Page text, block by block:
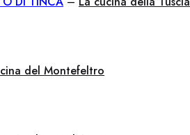
del Montefeltro